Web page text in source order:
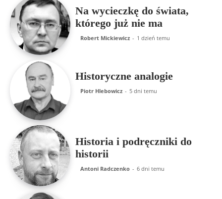
Na wycieczkę do świata,
którego już nie ma
Robert Mickiewicz - 1 dzień temu
Historyczne analogie
Piotr Hlebowicz - 5 dni temu
Historia i podręczniki do
historii
Antoni Radczenko - 6 dni temu